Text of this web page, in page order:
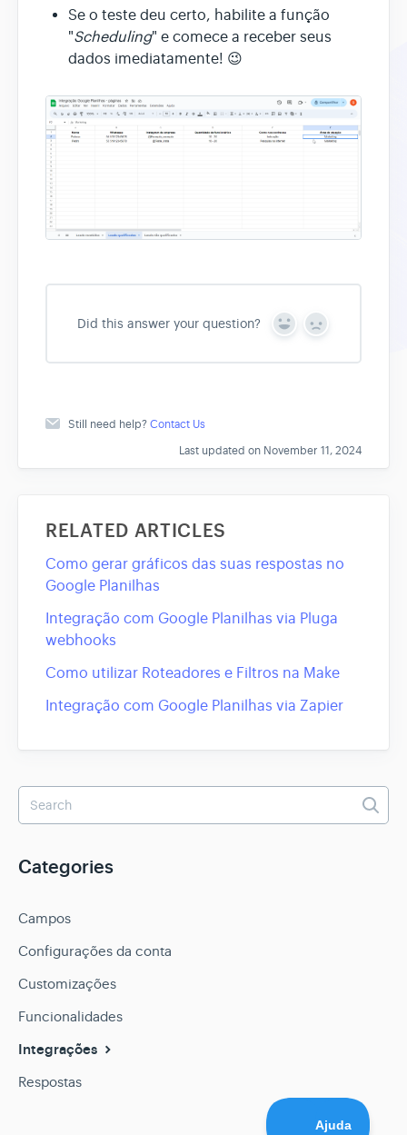
Se o teste deu certo, habilite a função
"Scheduling" e comece a receber seus
dados imediatamente! 😉
Did this answer your question?
Y
s
N
Still need help?Contact Us
Last updated on November 11, 2024
RELATED ARTICLES
Como gerar gráficos das suas respostas no
Google Planilhas
Integração com Google Planilhas via Pluga
webhooks
Como utilizar Roteadores e Filtros na Make
Integração com Google Planilhas via Zapier
Categories
Campos
Configurações da conta
Customizações
Funcionalidades
Integrações
Respostas